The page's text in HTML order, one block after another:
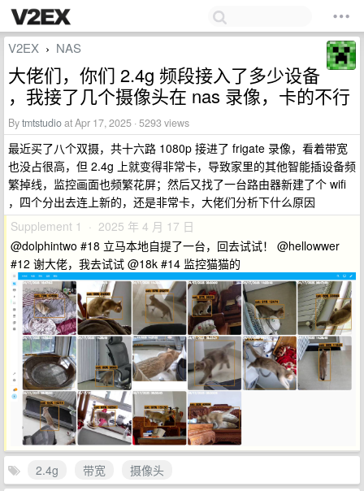
V2EX › NAS
大佬们，你们 2.4g 频段接入了多少设备
，我接了几个摄像头在 nas 录像，卡的不行
Bytmtstudioat Apr 17, 2025 · 5293 views
最近买了八个双摄，共十六路 1080p 接进了 frigate 录像，看着带宽
也没占很高，但 2.4g 上就变得非常卡，导致家里的其他智能插设备频
繁掉线，监控画面也频繁花屏；然后又找了一台路由器新建了个 wifi
，四个分出去连上新的，还是非常卡，大佬们分析下什么原因
Supplement 1 · 2025 年 4 月 17 日
@dolphintwo #18 立马本地自提了一台，回去试试！ @hellowwer
#12 谢大佬，我去试试 @18k #14 监控猫猫的
2.4g 带宽
摄像头